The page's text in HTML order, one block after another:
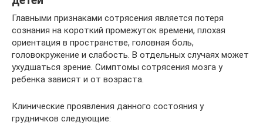
Главными признаками сотрясения является потеря
сознания на короткий промежуток времени, плохая
ориентация в пространстве, головная боль,
головокружение и слабость. В отдельных случаях может
ухудшаться зрение. Симптомы сотрясения мозга у
ребенка зависят и от возраста.
Клинические проявления данного состояния у
грудничков следующие: